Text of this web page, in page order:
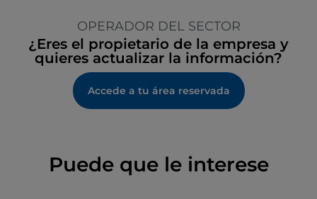
OPERADOR DEL SECTOR
¿Eres el propietario de la empresa y
quieres actualizar la información?
Accede a tu área reservada
Puede que le interese